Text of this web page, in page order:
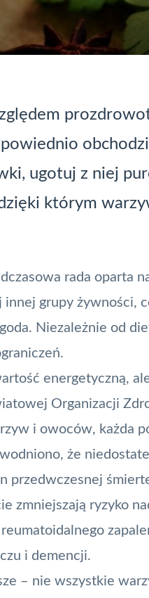
ugotuj z niej
którym
rada oparta
grupy żywności,
Niezależnie od
energetyczną,
Organizacji
i owoców, każda
że
przedwczesnej
zmniejszają ryzyko
i demencji.
– nie wszystkie